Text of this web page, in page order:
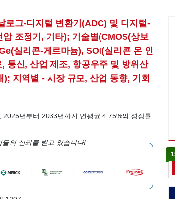
로그-디지털 변환기(ADC) 및 디지털-
조정기, 기타); 기술별(CMOS(상보
실리콘-게르마늄), SOI(실리콘 온 인
통신, 산업 제조, 항공우주 및 방위산
지역별 - 시장 규모, 산업 동향, 기회
년부터 2033년까지 연평균 4.75%의 성장률
의 신뢰를 받고 있습니다!